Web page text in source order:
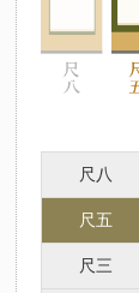
尺八
尺五
尺三